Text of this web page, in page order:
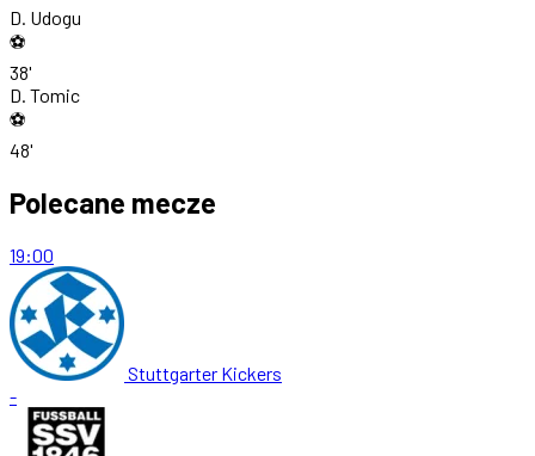
D. Udogu
⚽
38'
D. Tomic
⚽
48'
Polecane mecze
19:00
Stuttgarter Kickers
-